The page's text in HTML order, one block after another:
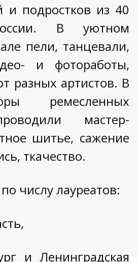
и подростков из 40
В уютном
пели, танцевали,
и фотоработы,
разных артистов. В
ремесленных
мастер-
шитье, сажение
ткачество.
числу лауреатов:
и Ленинградская